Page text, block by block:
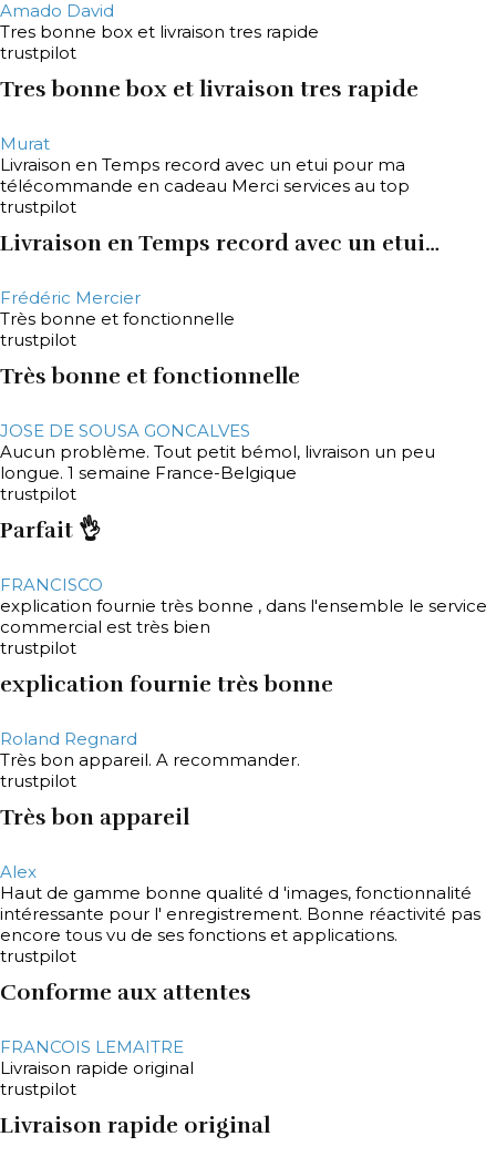
Amado David
Tres bonne box et livraison tres rapide
trustpilot
Tres bonne box et livraison tres rapide
Murat
Livraison en Temps record avec un etui pour ma
télécommande en cadeau Merci services au top
trustpilot
Livraison en Temps record avec un etui…
Frédéric Mercier
Très bonne et fonctionnelle
trustpilot
Très bonne et fonctionnelle
JOSE DE SOUSA GONCALVES
Aucun problème. Tout petit bémol, livraison un peu
longue. 1 semaine France-Belgique
trustpilot
Parfait 👌
FRANCISCO
explication fournie très bonne , dans l'ensemble le service
commercial est très bien
trustpilot
explication fournie très bonne
Roland Regnard
Très bon appareil. A recommander.
trustpilot
Très bon appareil
Alex
Haut de gamme bonne qualité d 'images, fonctionnalité
intéressante pour l' enregistrement. Bonne réactivité pas
encore tous vu de ses fonctions et applications.
trustpilot
Conforme aux attentes
FRANCOIS LEMAITRE
Livraison rapide original
trustpilot
Livraison rapide original